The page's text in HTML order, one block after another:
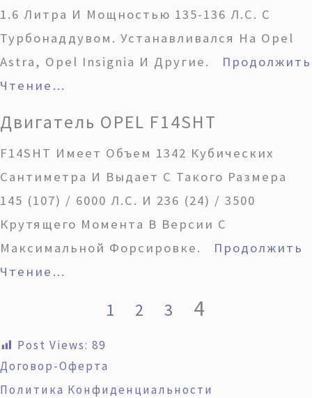
1.6 Литра И Мощностью 135-136 Л.с. С
Турбонаддувом. Устанавливался На Opel
Astra, Opel Insignia И Другие. Продолжить
Чтение…
Двигатель OPEL F14SHT
F14SHT Имеет Объем 1342 Кубических
Сантиметра И Выдает С Такого Размера
145 (107) / 6000 Л.с. И 236 (24) / 3500
Крутящего Момента В Версии С
Максимальной Форсировке. Продолжить
Чтение…
1 2 3 4
Post Views: 89
Договор-Оферта
Политика Конфиденциальности